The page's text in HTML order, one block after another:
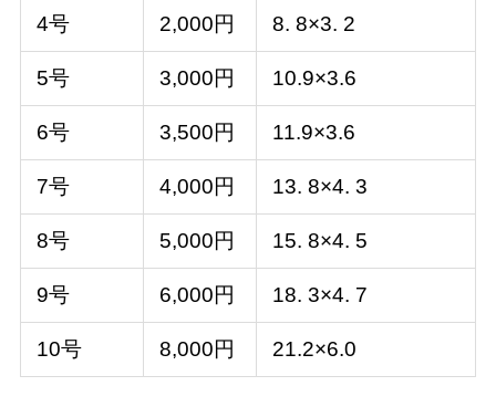
4号 2,000円 8. 8×3. 2
5号 3,000円 10.9×3.6
6号 3,500円 11.9×3.6
7号 4,000円 13. 8×4. 3
8号 5,000円 15. 8×4. 5
9号 6,000円 18. 3×4. 7
10号 8,000円 21.2×6.0